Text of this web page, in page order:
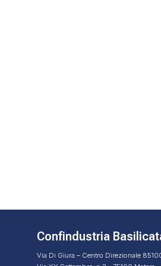
Confindustria
Via Di Giura – Centro Direzionale